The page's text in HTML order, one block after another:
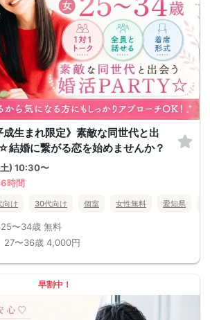
成生まれ限定》素敵な同世代と出
結婚に繋がる恋を始めませんか？
) 10:30〜
時間
向け 30代向け 個室 女性無料 愛知県
25〜34歳 無料
27〜36歳 4,000円
早割中！